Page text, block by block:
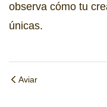
observa cómo tu
únicas.
Aviar